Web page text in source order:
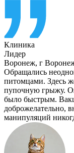
Клиника
Лидер
Воронеж, г
Обращались
питомцами. Здесь
пупочную грыжу.
было быстрым.
доброжелательно,
манипуляций